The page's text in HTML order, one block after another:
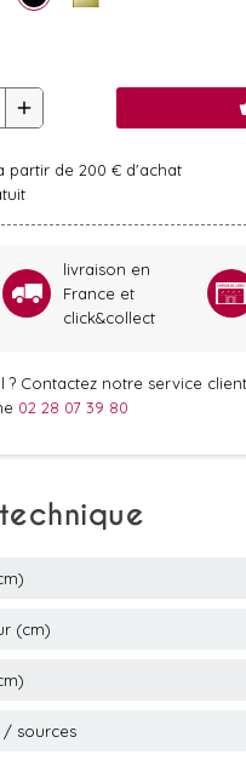
add
partir de 200 € d'achat
livraison en
France et
click&collect
Contactez notre service
02 28 07 39 80
(cm)
/ sources